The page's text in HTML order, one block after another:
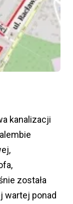
kanalizacji
została
wartej ponad